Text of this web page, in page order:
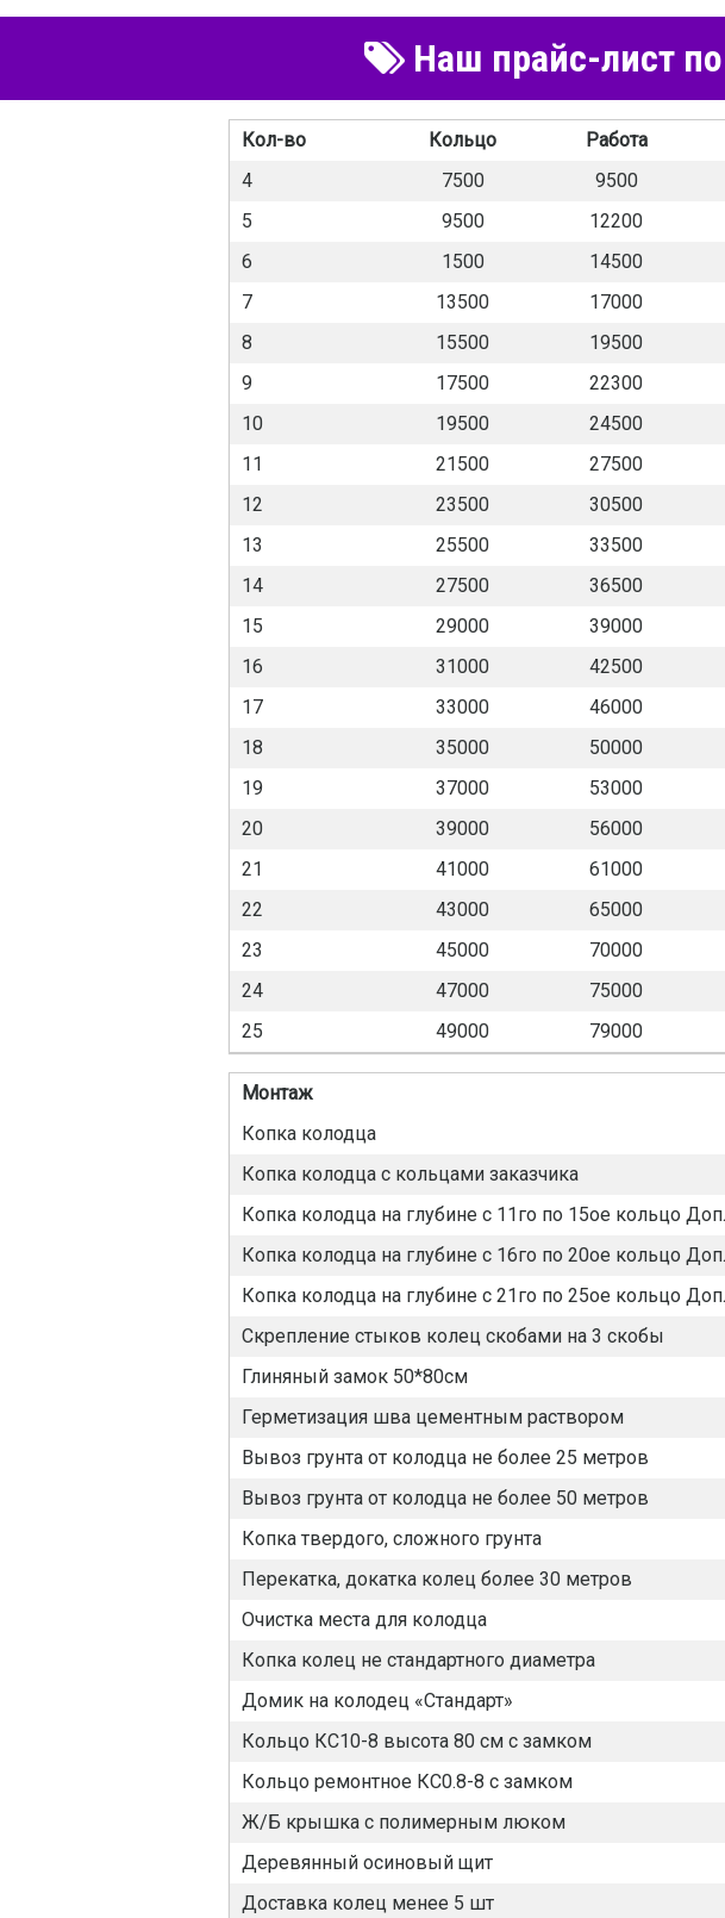
Наш прайс-лист по
Кол-во Кольцо Работа
4
7500 9500
5
9500 12200
6
1500 14500
7
13500 17000
8
15500 19500
9
17500 22300
10
19500 24500
11
21500 27500
12
23500 30500
13
25500 33500
14
27500 36500
15
29000 39000
16
31000 42500
17
33000 46000
18
35000 50000
19
37000 53000
20
39000 56000
21
41000 61000
22
43000 65000
23
45000 70000
24
47000 75000
25
49000 79000
Монтаж
Копка колодца
Копка колодца с кольцами заказчика
Копка колодца на глубине с 11го по 15ое кольцо
Копка колодца на глубине с 16го по 20ое кольцо
Копка колодца на глубине с 21го по 25ое кольцо
Скрепление стыков колец скобами на 3 скобы
Глиняный замок 50*80см
Герметизация шва цементным раствором
Вывоз грунта от колодца не более 25 метров
Вывоз грунта от колодца не более 50 метров
Копка твердого, сложного грунта
Перекатка, докатка колец более 30 метров
Очистка места для колодца
Копка колец не стандартного диаметра
Домик на колодец «Стандарт»
Кольцо КС10-8 высота 80 см с замком
Кольцо ремонтное КС0.8-8 с замком
Ж/Б крышка с полимерным люком
Деревянный осиновый щит
Доставка колец менее 5 шт